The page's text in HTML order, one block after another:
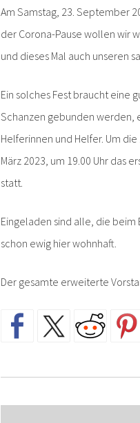
Am Samstag, 23. September
der Corona-Pause wollen wir
und dieses Mal auch unseren
Ein solches Fest braucht eine
Schanzen gebunden werden,
Helferinnen und Helfer. Um
März 2023, um 19.00 Uhr das
statt.
Eingeladen sind alle, die
schon ewig hier wohnhaft.
Der gesamte erweiterte